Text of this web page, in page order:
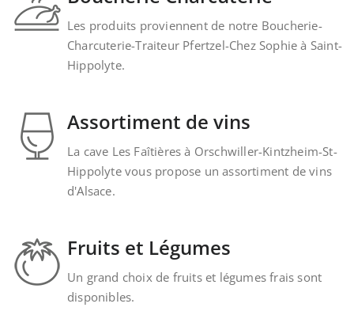
Les produits proviennent de notre Boucherie-
Charcuterie-Traiteur Pfertzel-Chez Sophie à Saint-
Hippolyte.
Assortiment de vins
La cave Les Faîtières à Orschwiller-Kintzheim-St-
Hippolyte vous propose un assortiment de vins
d'Alsace.
Fruits et Légumes
Un grand choix de fruits et légumes frais sont
disponibles.